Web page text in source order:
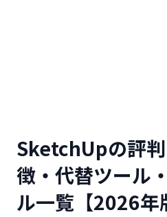
SketchUpの評
徴・代替ツール
ル一覧【2026年